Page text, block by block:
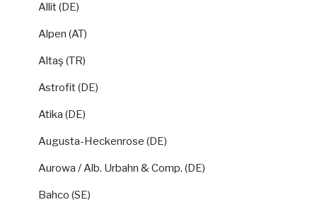
Allit (DE)
Alpen (AT)
Altaş (TR)
Astrofit (DE)
Atika (DE)
Augusta-Heckenrose (DE)
Aurowa / Alb. Urbahn & Comp. (DE)
Bahco (SE)